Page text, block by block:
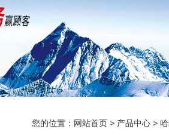
您的位置： 网站首页 > 产品中心 >